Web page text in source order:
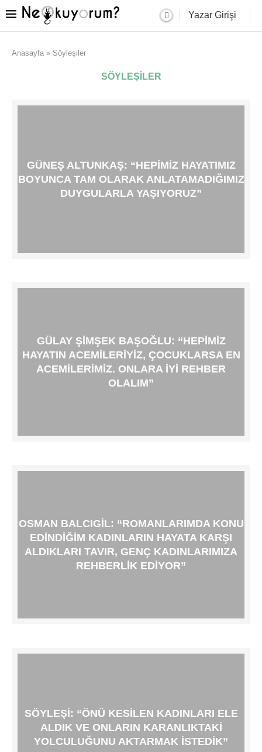
Yazar Girişi
Anasayfa » Söyleşiler
SÖYLEŞILER
GÜNEŞ ALTUNKAŞ: “HEPIMIZ HAYATIMIZ
BOYUNCA TAM OLARAK ANLATAMADIĞIMIZ
DUYGULARLA YAŞIYORUZ”
GÜLAY ŞIMŞEK BAŞOĞLU: “HEPIMIZ
HAYATIN ACEMILERIYIZ, ÇOCUKLARSA EN
ACEMILERIMIZ. ONLARA IYI REHBER
OLALIM”
OSMAN BALCIGIL: “ROMANLARIMDA KONU
EDINDIĞIM KADINLARIN HAYATA KARŞI
ALDIKLARI TAVIR, GENÇ KADINLARIMIZA
REHBERLIK EDIYOR”
SÖYLEŞI: “ÖNÜ KESILEN KADINLARI ELE
ALDIK VE ONLARIN KARANLIKTAKI
YOLCULUĞUNU AKTARMAK ISTEDIK”